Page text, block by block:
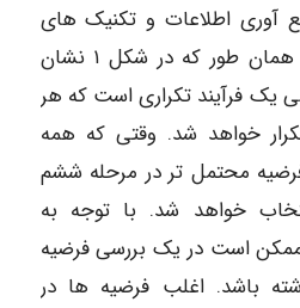
آوری اطلاعات و تکنیک های
آزمون را در نظر بگیرند. همان طور که در شکل ۱ نشان
یک فرآیند تکراری است که هر
خواهد شد. وقتی که همه
محتمل تر در مرحله ششم
خواهد شد. با توجه به
ممکن است در یک بررسی فرضیه
باشد. اغلب فرضیه ها در